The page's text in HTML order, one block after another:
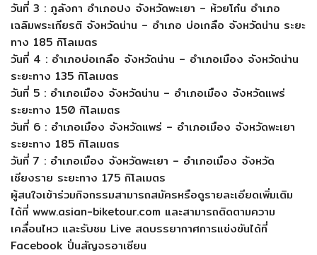
วันที่ 3 : ภูลังกา อำเภอปง จังหวัดพะเยา – ห้วยโก๋น อำเภอ
เฉลิมพระเกียรติ จังหวัดน่าน – อำเภอ บ่อเกลือ จังหวัดน่าน ระยะ
ทาง 185 กิโลเมตร
วันที่ 4 : อำเภอบ่อเกลือ จังหวัดน่าน – อำเภอเมือง จังหวัดน่าน
ระยะทาง 135 กิโลเมตร
วันที่ 5 : อำเภอเมือง จังหวัดน่าน – อำเภอเมือง จังหวัดแพร่
ระยะทาง 150 กิโลเมตร
วันที่ 6 : อำเภอเมือง จังหวัดแพร่ – อำเภอเมือง จังหวัดพะเยา
ระยะทาง 185 กิโลเมตร
วันที่ 7 : อำเภอเมือง จังหวัดพะเยา – อำเภอเมือง จังหวัด
เชียงราย ระยะทาง 175 กิโลเมตร
ผู้สนใจเข้าร่วมกิจกรรมสามารถสมัครหรือดูรายละเอียดเพิ่มเติม
ได้ที่ www.asian-biketour.com และสามารถติดตามความ
เคลื่อนไหว และรับชม Live สดบรรยากาศการแข่งขันได้ที่
Facebook ปั่นสัญจรอาเซียน